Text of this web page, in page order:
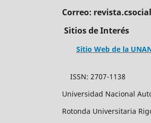
Correo:
Sitios de Interés
Sitio Web de la
ISSN:
Universidad
Rotonda Universitaria